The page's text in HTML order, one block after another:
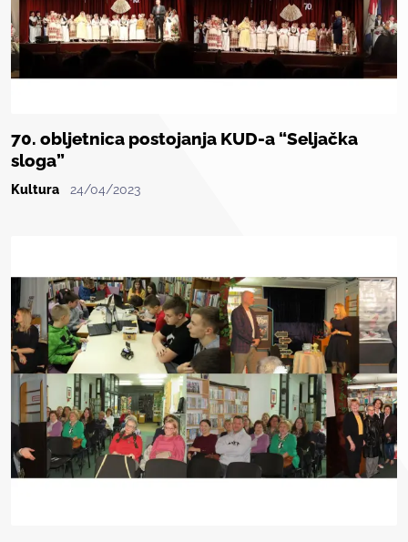
70. obljetnica postojanja KUD-a “Seljačka
sloga”
Kultura 24/04/2023